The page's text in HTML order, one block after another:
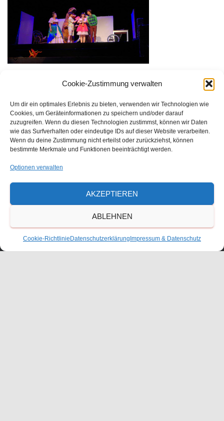
Cookie-Zustimmung verwalten
Um dir ein optimales Erlebnis zu bieten, verwenden wir Technologien wie
Cookies, um Geräteinformationen zu speichern und/oder darauf
zuzugreifen. Wenn du diesen Technologien zustimmst, können wir Daten
wie das Surfverhalten oder eindeutige IDs auf dieser Website verarbeiten.
Wenn du deine Zustimmung nicht erteilst oder zurückziehst, können
bestimmte Merkmale und Funktionen beeinträchtigt werden.
Optionen verwalten
AKZEPTIEREN
ABLEHNEN
Cookie-Richtlinie Datenschutzerklärung Impressum & Datenschutz
150 × 150 | 283 × 166
Waldorfschulverein Frankenthal-Pfalz e.V.
Julius-Bettinger-Str. 1